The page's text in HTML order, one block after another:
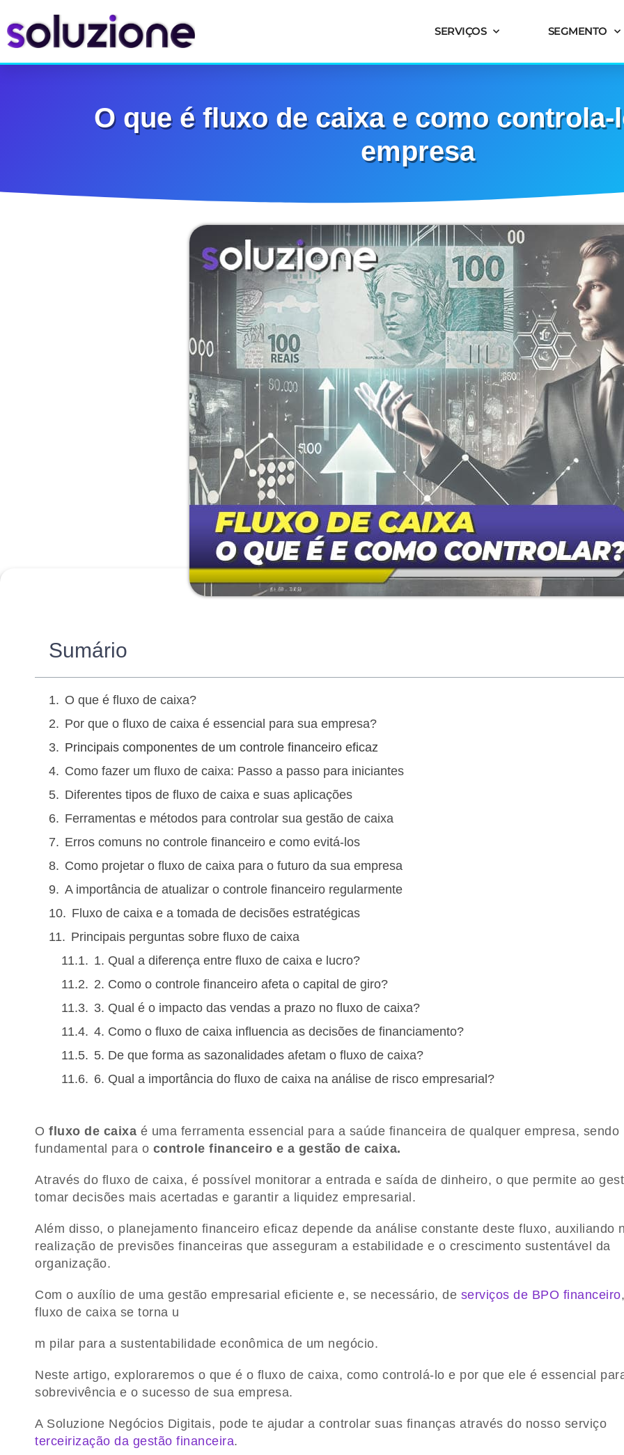
SERVIÇOS SEGMENTO
O que é fluxo de caixa e como controla-
empresa
Sumário
O que é fluxo de caixa?
Por que o fluxo de caixa é essencial para sua empresa?
Principais componentes de um controle financeiro eficaz
Como fazer um fluxo de caixa: Passo a passo para iniciantes
Diferentes tipos de fluxo de caixa e suas aplicações
Ferramentas e métodos para controlar sua gestão de caixa
Erros comuns no controle financeiro e como evitá-los
Como projetar o fluxo de caixa para o futuro da sua empresa
A importância de atualizar o controle financeiro regularmente
Fluxo de caixa e a tomada de decisões estratégicas
Principais perguntas sobre fluxo de caixa
1. Qual a diferença entre fluxo de caixa e lucro?
2. Como o controle financeiro afeta o capital de giro?
3. Qual é o impacto das vendas a prazo no fluxo de caixa?
4. Como o fluxo de caixa influencia as decisões de financiamento?
5. De que forma as sazonalidades afetam o fluxo de caixa?
6. Qual a importância do fluxo de caixa na análise de risco empresarial?
O fluxo de caixa é uma ferramenta essencial para a saúde financeira de qualquer empresa, sendo
fundamental para o controle financeiro e a gestão de caixa.
Através do fluxo de caixa, é possível monitorar a entrada e saída de dinheiro, o que permite ao
tomar decisões mais acertadas e garantir a liquidez empresarial.
Além disso, o planejamento financeiro eficaz depende da análise constante deste fluxo, auxiliando
realização de previsões financeiras que asseguram a estabilidade e o crescimento sustentável da
organização.
Com o auxílio de uma gestão empresarial eficiente e, se necessário, de serviços de BPO financeiro
fluxo de caixa se torna u
m pilar para a sustentabilidade econômica de um negócio.
Neste artigo, exploraremos o que é o fluxo de caixa, como controlá-lo e por que ele é essencial
sobrevivência e o sucesso de sua empresa.
A Soluzione Negócios Digitais, pode te ajudar a controlar suas finanças através do nosso serviço
terceirização da gestão financeira.